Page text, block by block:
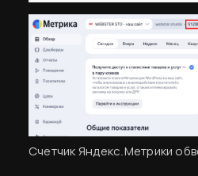
Счетчик Яндекс.Метрики